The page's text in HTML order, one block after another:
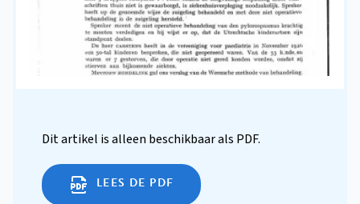
Dit artikel is alleen beschikbaar als PDF.
LEES DE PDF